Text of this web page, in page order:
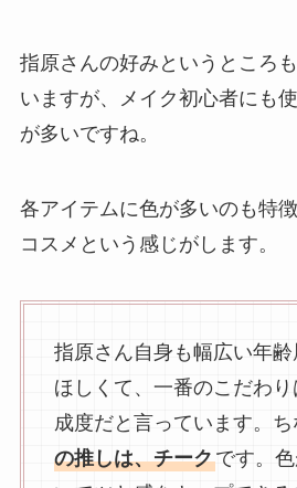
指原さんの好みというところ
いますが、メイク初心者にも
が多いですね。
各アイテムに色が多いのも特
コスメという感じがします。
指原さん自身も幅広い年
ほしくて、一番のこだわ
成度だと言っています。ち
の推しは、チークです。